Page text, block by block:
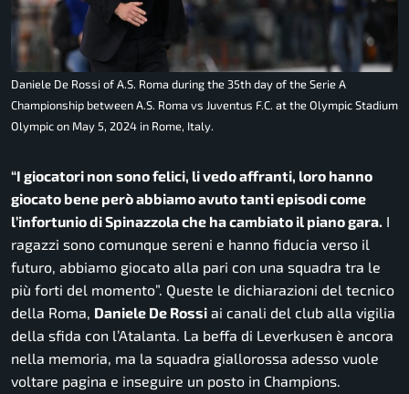
Daniele De Rossi of A.S. Roma during the 35th day of the Serie A
Championship between A.S. Roma vs Juventus F.C. at the Olympic Stadium
Olympic on May 5, 2024 in Rome, Italy.
“I giocatori non sono felici, li vedo affranti, loro hanno
giocato bene però abbiamo avuto tanti episodi come
l’infortunio di Spinazzola che ha cambiato il piano gara. I
ragazzi sono comunque sereni e hanno fiducia verso il
futuro, abbiamo giocato alla pari con una squadra tra le
più forti del momento”. Queste le dichiarazioni del tecnico
della Roma, Daniele De Rossi ai canali del club alla vigilia
della sfida con l’Atalanta. La beffa di Leverkusen è ancora
nella memoria, ma la squadra giallorossa adesso vuole
voltare pagina e inseguire un posto in Champions.